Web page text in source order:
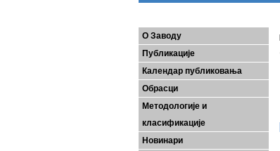
О Заводу
Публикације
Календар публиковања
Обрасци
Методологије и
класификације
Новинари